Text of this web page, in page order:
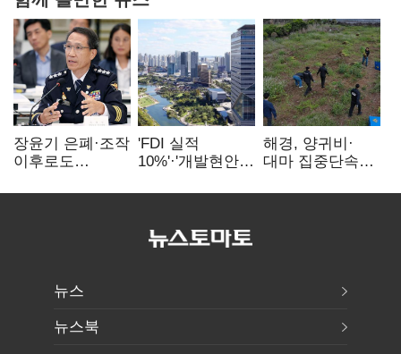
장윤기 은폐·조작
이후로도
내부비위…경찰
'FDI 실적
10%'·'개발현안
인천경제청장
해경, 양귀비·
대마 집중단속…
249명 검거
뉴스
뉴스북